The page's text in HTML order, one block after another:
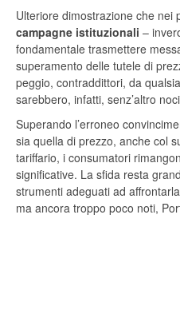
Ulteriore dimostrazione che nei
campagne istituzionali –
fondamentale trasmettere
superamento delle tutele di
peggio, contraddittori, da
sarebbero, infatti, senz’altro
Superando l’erroneo
sia quella di prezzo, anche col
tariffario, i consumatori
significative. La sfida resta
strumenti adeguati ad
ma ancora troppo poco noti,